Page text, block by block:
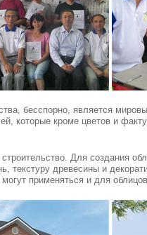
бесспорно, является
которые кроме цветов и
Для создания
древесины и
применяться и для